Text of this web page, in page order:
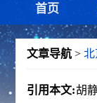
首页
文章导航 > 北
引用本文:胡